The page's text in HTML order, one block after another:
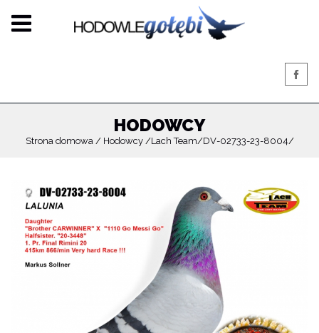
HODOWCY
Strona domowa Hodowcy Lach Team DV-02733-23-8004